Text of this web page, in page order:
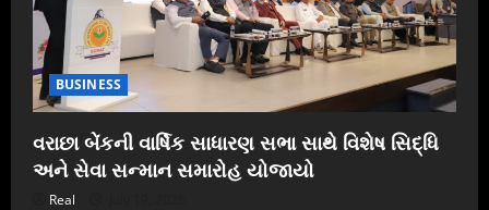
BUSINESS
વરાછા બેંકની વાર્ષિક સાધારણ સભા સાથે વિશેષ સિદ્ધિ
અને સેવા સન્માન સમારોહ યોજાયો
Real